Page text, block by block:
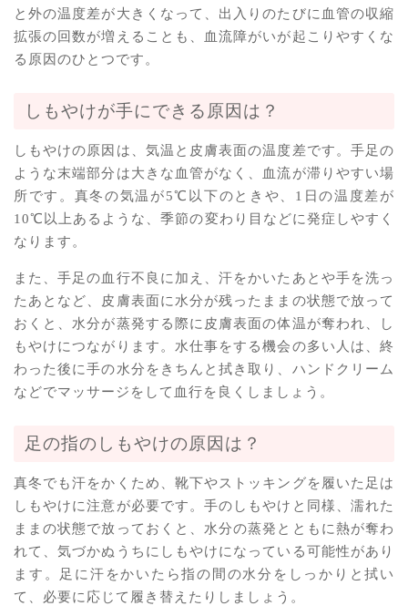
と外の温度差が大きくなって、出入りのたびに血管の収縮
拡張の回数が増えることも、血流障がいが起こりやすくな
る原因のひとつです。
しもやけが手にできる原因は？
しもやけの原因は、気温と皮膚表面の温度差です。手足の
ような末端部分は大きな血管がなく、血流が滞りやすい場
所です。真冬の気温が5℃以下のときや、1日の温度差が
10℃以上あるような、季節の変わり目などに発症しやすく
なります。
また、手足の血行不良に加え、汗をかいたあとや手を洗っ
たあとなど、皮膚表面に水分が残ったままの状態で放って
おくと、水分が蒸発する際に皮膚表面の体温が奪われ、し
もやけにつながります。水仕事をする機会の多い人は、終
わった後に手の水分をきちんと拭き取り、ハンドクリーム
などでマッサージをして血行を良くしましょう。
足の指のしもやけの原因は？
真冬でも汗をかくため、靴下やストッキングを履いた足は
しもやけに注意が必要です。手のしもやけと同様、濡れた
ままの状態で放っておくと、水分の蒸発とともに熱が奪わ
れて、気づかぬうちにしもやけになっている可能性があり
ます。足に汗をかいたら指の間の水分をしっかりと拭い
て、必要に応じて履き替えたりしましょう。